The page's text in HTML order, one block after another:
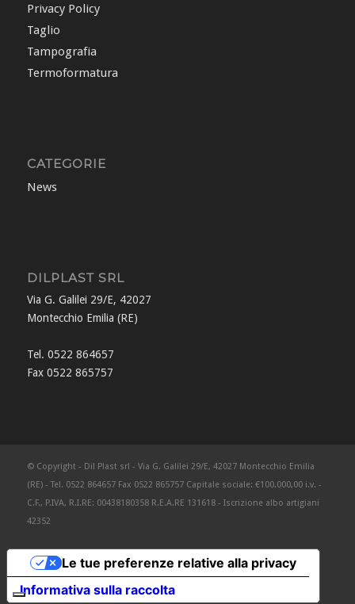
Privacy Policy
Taglio
Tampografia
Termoformatura
CATEGORIE
News
DILPLAST SRL
Via G. Galilei 29/E, 42027
Montecchio Emilia (RE)
Tel. 0522 864657
Fax 0522 865757
© Copyright - Dil Plast srl - Via G. Galilei 29/E, 42027 Montecchio Emilia
(RE) - Tel. 0522 864657 Fax 0522 865757 Capitale sociale: €100.000,00 i.v. -
C.F., P.IVA, R.I.RE: 00438180358 R.E.A.RE 131618 - Iscrizione albo artigiani
42352
Informativa sulla raccolta
Le tue preferenze relative alla privacy